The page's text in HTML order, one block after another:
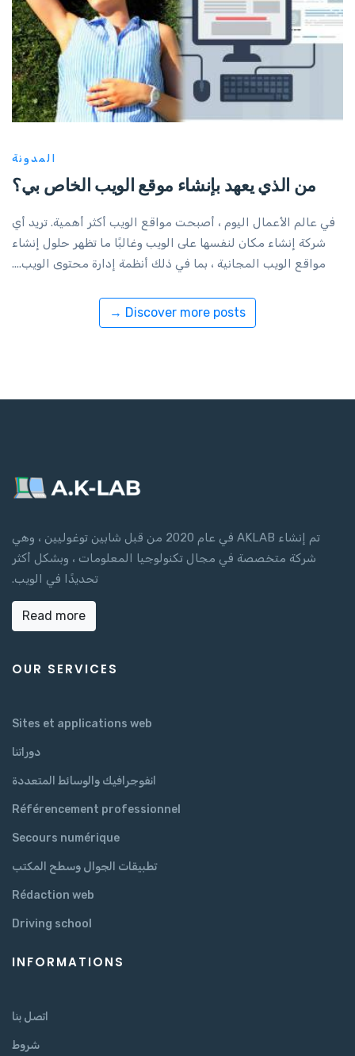
المدونة
من الذي يعهد بإنشاء موقع الويب الخاص بي؟
في عالم الأعمال اليوم ، أصبحت مواقع الويب أكثر أهمية. تريد أي
شركة إنشاء مكان لنفسها على الويب وغالبًا ما تظهر حلول إنشاء
مواقع الويب المجانية ، بما في ذلك أنظمة إدارة محتوى الويب....
Discover more posts →
تم إنشاء AKLAB في عام 2020 من قبل شابين توغوليين ، وهي
شركة متخصصة في مجال تكنولوجيا المعلومات ، وبشكل أكثر
تحديدًا في الويب.
Read more
OUR SERVICES
Sites et applications web
دوراتنا
انفوجرافيك والوسائط المتعددة
Référencement professionnel
Secours numérique
تطبيقات الجوال وسطح المكتب
Rédaction web
Driving school
INFORMATIONS
اتصل بنا
شروط